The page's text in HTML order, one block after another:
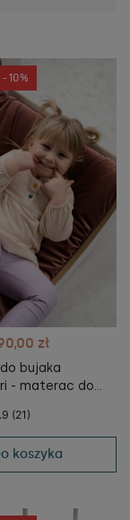
zł
bujaka
- materac do
(21)
koszyka
10%